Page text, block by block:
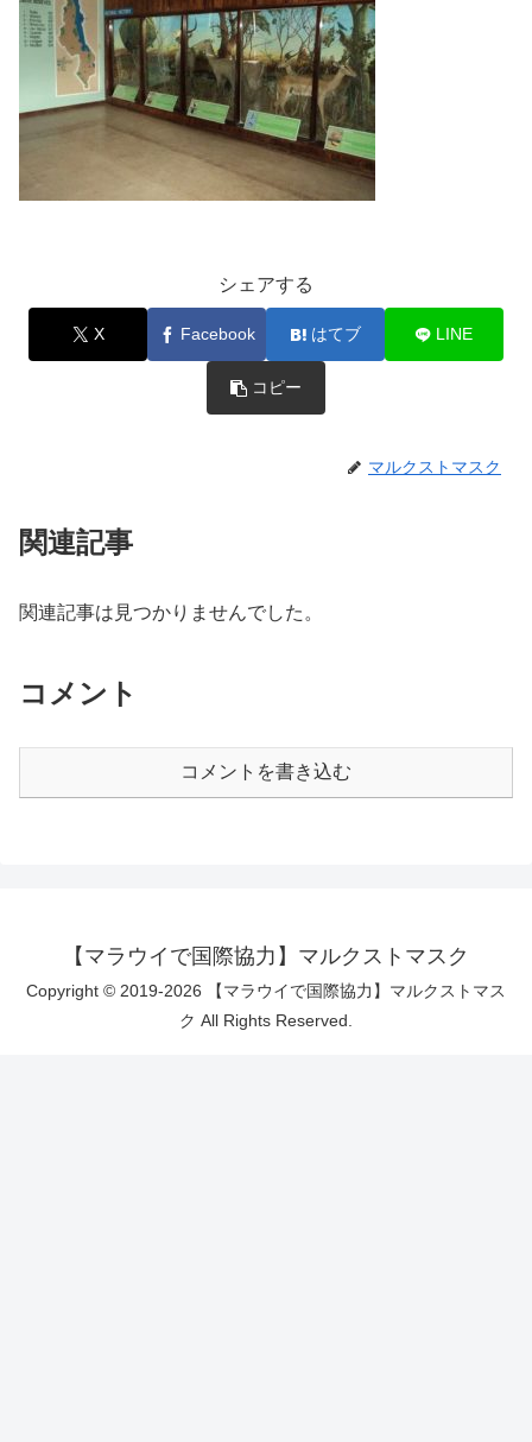
シェアする
X Facebook はてブ LINE
コピー
マルクストマスク
関連記事
関連記事は見つかりませんでした。
コメント
コメントを書き込む
【マラウイで国際協力】マルクストマスク
Copyright © 2019-2026 【マラウイで国際協力】マルクストマス
ク All Rights Reserved.